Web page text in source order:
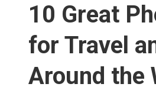
10 Great
for Travel
Around the